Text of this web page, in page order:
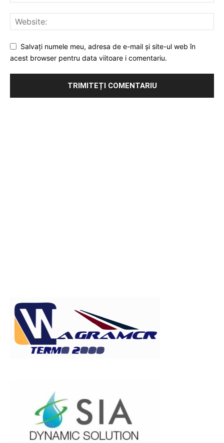
Salvați numele meu, adresa de e-mail și site-ul web în
acest browser pentru data viitoare i comentariu.